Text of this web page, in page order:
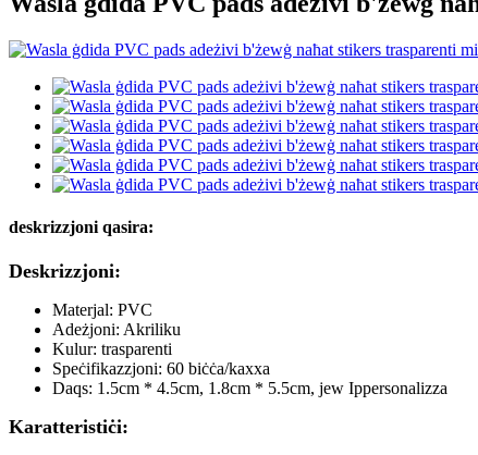
deskrizzjoni qasira:
Deskrizzjoni:
Materjal: PVC
Adeżjoni: Akriliku
Kulur: trasparenti
Speċifikazzjoni: 60 biċċa/kaxxa
Daqs: 1.5cm * 4.5cm, 1.8cm * 5.5cm, jew Ippersonalizza
Karatteristiċi: